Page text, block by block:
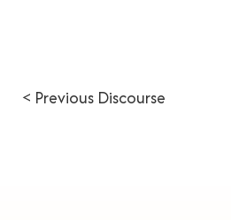
< Previous Discourse